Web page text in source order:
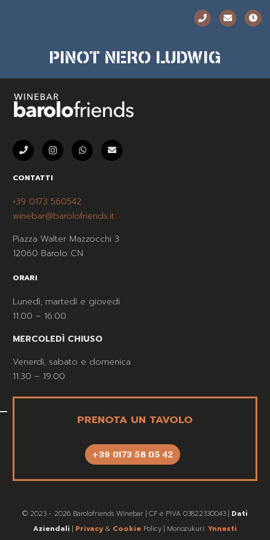
PINOT NERO LUDWIG
CONTATTI
+39 0173 560542
winebar@barolofriends.it
Piazza Walter Mazzocchi 3
12060 Barolo CN
ORARI
Lunedì, martedì e giovedì
11.00 – 16.00
MERCOLEDÌ CHIUSO
Venerdì, sabato e domenica
11.30 – 19.00
PRENOTA UN TAVOLO
+39 0173 56 05 42
© 2023 - 2026 Barolofriends Winebar | CF e PIVA 03822330043 | Dati
Aziendali | Privacy & Cookie Policy | Monozukuri: Ynnesti